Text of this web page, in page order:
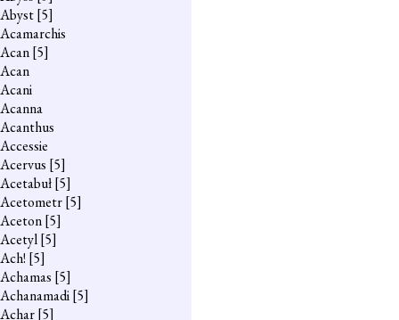
Abyst[5]
Acamarchis
Acan[5]
Acan
Acani
Acanna
Acanthus
Accessie
Acervus [5]
Acetabuł[5]
Acetometr[5]
Aceton[5]
Acetyl[5]
Ach! [5]
Achamas [5]
Achanamadi[5]
Achar[5]